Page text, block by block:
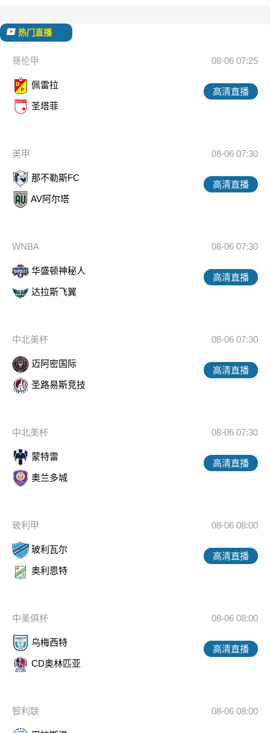
热门直播
哥伦甲 08-06 07:25
佩雷拉
圣塔菲
高清直播
美甲 08-06 07:30
那不勒斯FC
AV阿尔塔
高清直播
WNBA 08-06 07:30
华盛顿神秘人
达拉斯飞翼
高清直播
中北美杯 08-06 07:30
迈阿密国际
圣路易斯竞技
高清直播
中北美杯 08-06 07:30
蒙特雷
奥兰多城
高清直播
玻利甲 08-06 08:00
玻利瓦尔
奥利恩特
高清直播
中美俱杯 08-06 08:00
乌梅西特
CD奥林匹亚
高清直播
智利联 08-06 08:00